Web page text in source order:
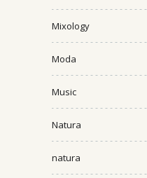
Mixology
Moda
Music
Natura
natura